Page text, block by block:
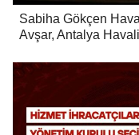
Sabiha Gökçen
Avşar, Antalya